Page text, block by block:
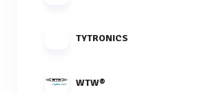
TYTRONICS
WTW®